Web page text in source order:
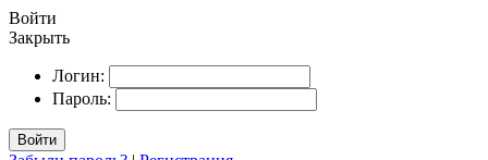
Войти
Закрыть
Логин:
Пароль:
Войти